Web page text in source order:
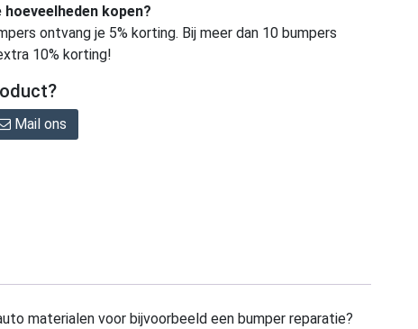
kopen?
ontvang je 5% korting. Bij meer dan 10 bumpers
10% korting!
Mail ons
materialen voor bijvoorbeeld een bumper reparatie?